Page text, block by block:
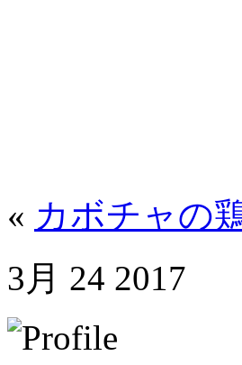
« カボチャの
3月 24 2017